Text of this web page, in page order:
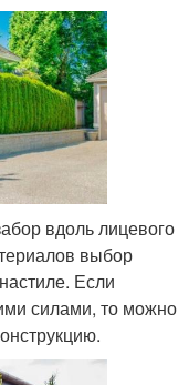
вдоль лицевого
выбор
Если
силами, то можно